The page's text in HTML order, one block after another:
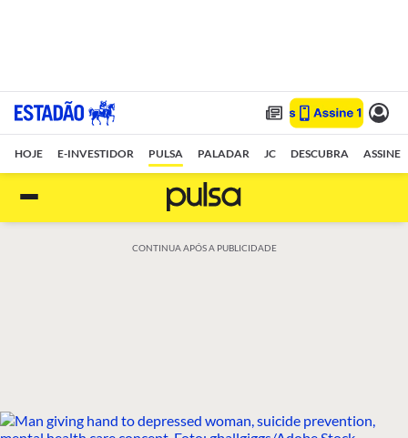
HOJE E-INVESTIDOR PULSA PALADAR JC DESCUBRA ASSINE
CONTINUA APÓS A PUBLICIDADE